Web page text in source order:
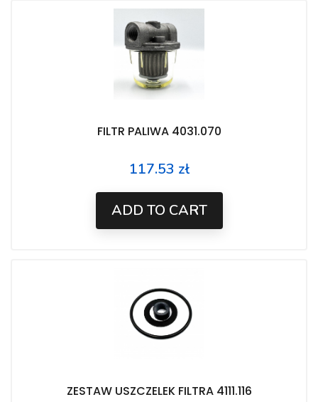
FILTR PALIWA 4031.070
Price
117.53 zł
ADD TO CART
ZESTAW USZCZELEK FILTRA 4111.116